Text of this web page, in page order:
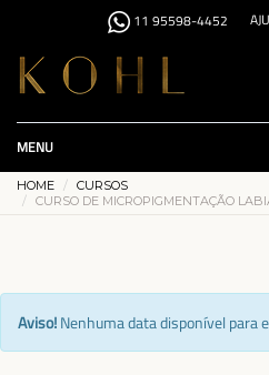
11 95598-4452
MENU
HOME
CURSOS
CURSO DE MICROPIGMENTAÇÃO
Aviso!Nenhuma data disponível para